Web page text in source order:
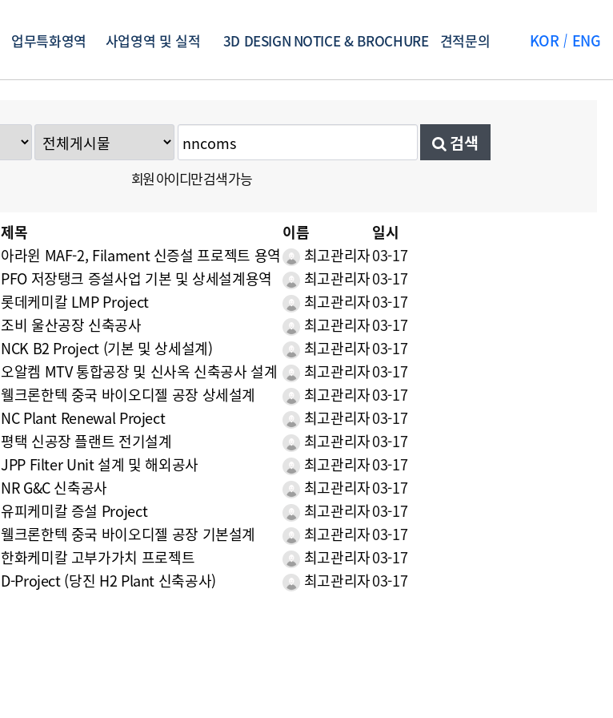
업무특화영역 사업영역 및 실적 3D DESIGN NOTICE & BROCHURE 견적문의 KOR ENG
검색
회원 아이디만 검색 가능
제목 이름
일시
아라윈 MAF-2, Filament 신증설 프로젝트 용역 최고관리자03-17
PFO 저장탱크 증설사업 기본 및 상세설계용역 최고관리자03-17
롯데케미칼 LMP Project 최고관리자03-17
조비 울산공장 신축공사 최고관리자03-17
NCK B2 Project (기본 및 상세설계) 최고관리자03-17
오알켐 MTV 통합공장 및 신사옥 신축공사 설계 최고관리자03-17
웰크론한텍 중국 바이오디젤 공장 상세설계 최고관리자03-17
NC Plant Renewal Project 최고관리자03-17
평택 신공장 플랜트 전기설계 최고관리자03-17
JPP Filter Unit 설계 및 해외공사 최고관리자03-17
NR G&C 신축공사 최고관리자03-17
유피케미칼 증설 Project 최고관리자03-17
웰크론한텍 중국 바이오디젤 공장 기본설계 최고관리자03-17
한화케미칼 고부가가치 프로젝트 최고관리자03-17
D-Project (당진 H2 Plant 신축공사) 최고관리자03-17